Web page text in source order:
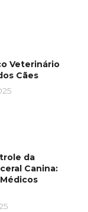
Veterinário
Cães
da
Canina: